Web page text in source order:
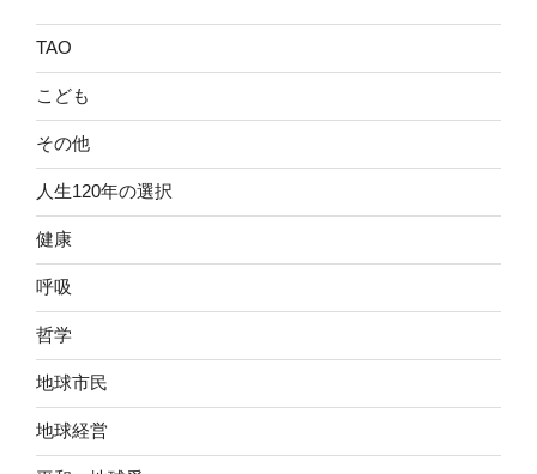
TAO
こども
その他
人生120年の選択
健康
呼吸
哲学
地球市民
地球経営